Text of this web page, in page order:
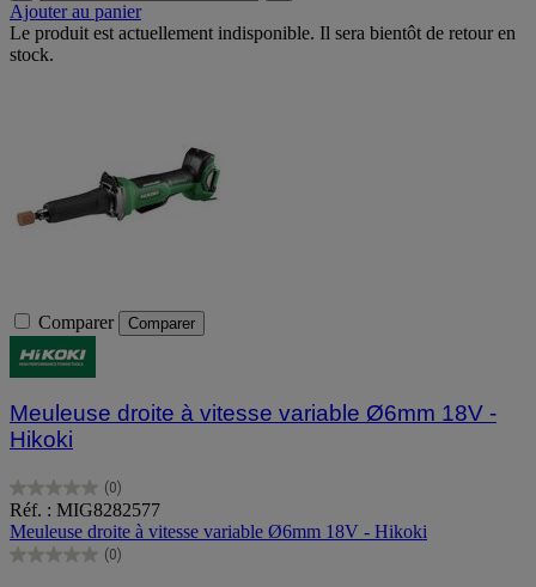
Ajouter au panier
Le produit est actuellement indisponible. Il sera bientôt de retour en
stock.
Comparer Comparer
Meuleuse droite à vitesse variable Ø6mm 18V -
Hikoki
(0)
0.0
sur
5
étoiles.
Réf. : MIG8282577
Meuleuse droite à vitesse variable Ø6mm 18V - Hikoki
(0)
0.0